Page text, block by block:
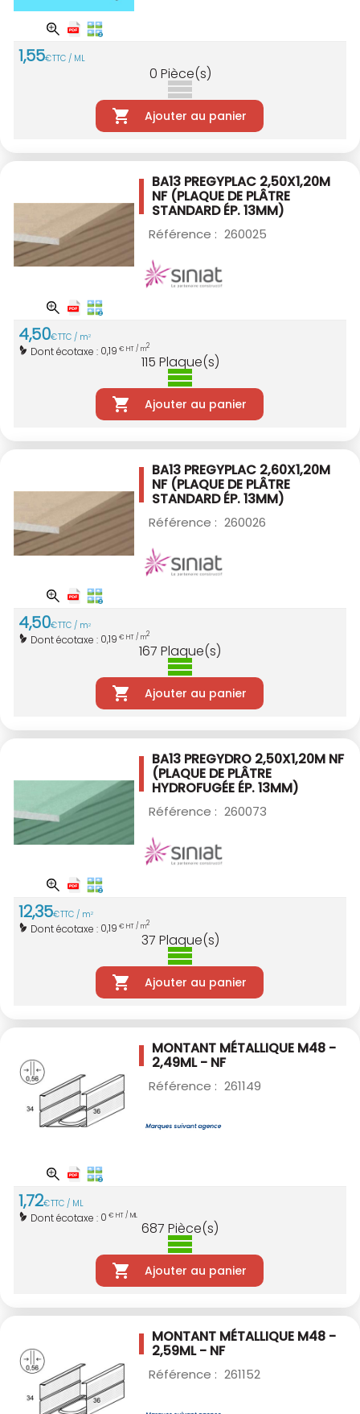
1,55€TTC / ML
0 Pièce(s)
Ajouter au panier
BA13 PREGYPLAC 2,50X1,20M
NF (PLAQUE DE PLÂTRE
STANDARD ÉP. 13MM)
Référence : 260025
4,50€TTC / m2
Dont écotaxe : 0,19 € HT / m2
115 Plaque(s)
Ajouter au panier
BA13 PREGYPLAC 2,60X1,20M
NF (PLAQUE DE PLÂTRE
STANDARD ÉP. 13MM)
Référence : 260026
4,50€TTC / m2
Dont écotaxe : 0,19 € HT / m2
167 Plaque(s)
Ajouter au panier
BA13 PREGYDRO 2,50X1,20M NF
(PLAQUE DE PLÂTRE
HYDROFUGÉE ÉP. 13MM)
Référence : 260073
12,35€TTC / m2
Dont écotaxe : 0,19 € HT / m2
37 Plaque(s)
Ajouter au panier
MONTANT MÉTALLIQUE M48 -
2,49ML - NF
Référence : 261149
1,72€TTC / ML
Dont écotaxe : 0 € HT / ML
687 Pièce(s)
Ajouter au panier
MONTANT MÉTALLIQUE M48 -
2,59ML - NF
Référence : 261152